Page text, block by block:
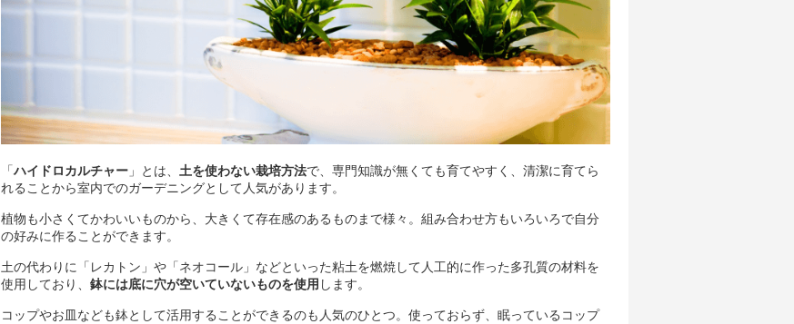
「ハイドロカルチャー 」とは、 土を使わない栽培方法で、専門知識が無くても育てやすく、清潔に育てら
れることから室内でのガーデニングとして人気があります。
植物も小さくてかわいいものから、大きくて存在感のあるものまで様々。組み合わせ方もいろいろで自分
の好みに作ることができます。
土の代わりに「レカトン」や「ネオコール」などといった粘土を燃焼して人工的に作った多孔質の材料を
使用しており、 鉢には底に穴が空いていないものを使用 します。
コップやお皿なども鉢として活用することができるのも人気のひとつ。使っておらず、眠っているコップ